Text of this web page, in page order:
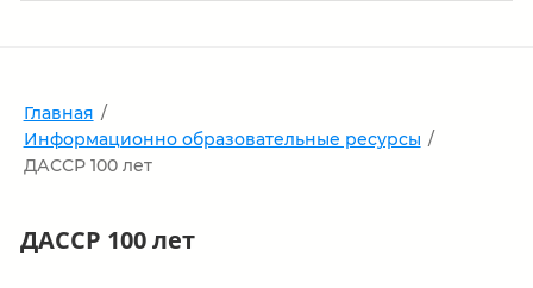
Главная /
Информационно образовательные ресурсы /
ДАССР 100 лет
ДАССР 100 лет